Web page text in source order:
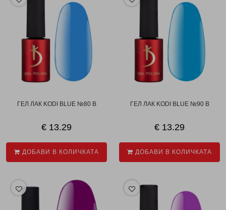
ГЕЛ ЛАК KODI BLUE №80 B
€ 13.29
ДОБАВИ В КОЛИЧКАТА
ГЕЛ ЛАК KODI BLUE №90 B
€ 13.29
ДОБАВИ В КОЛИЧКАТА